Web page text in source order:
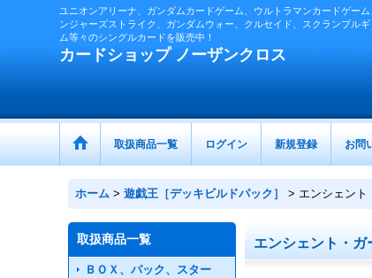
ユニオンアリーナ、ガンダムカードゲーム、ウルトラマンカードゲー
ンジャーズストライク、ガンダムウォー、クルセイド、スクランブル
ム等々のシングルカードを販売中！
カードショップ ノーザンクロス
取扱商品一覧 ログイン 新規登録 お問
ホーム > 遊戯王［デッキビルドパック］ > エンシェント
取扱商品一覧
ＢＯＸ、パック、スター
エンシェント・ガ